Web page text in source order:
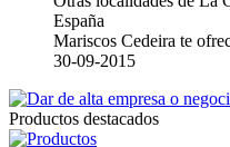
España
Mariscos Cedeira te
30-09-2015
Productos destacados